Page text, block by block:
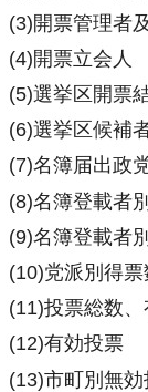
(3)開票管理者
(4)開票立会人
(5)選挙区開票
(6)選挙区候補
(7)名簿届出政
(8)名簿登載者
(9)名簿登載者
(10)党派別得
(11)投票総数
(12)有効投票
(13)市町別無